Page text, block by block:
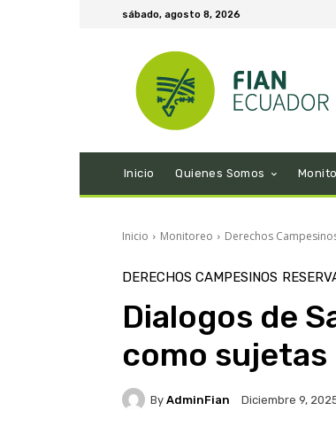
sábado, agosto 8, 2026
Inicio Quienes Somos
Inicio Monitoreo Derechos
DERECHOS CAMPESINOS
Dialogos de
como sujetas
By AdminFian Diciembre 9,